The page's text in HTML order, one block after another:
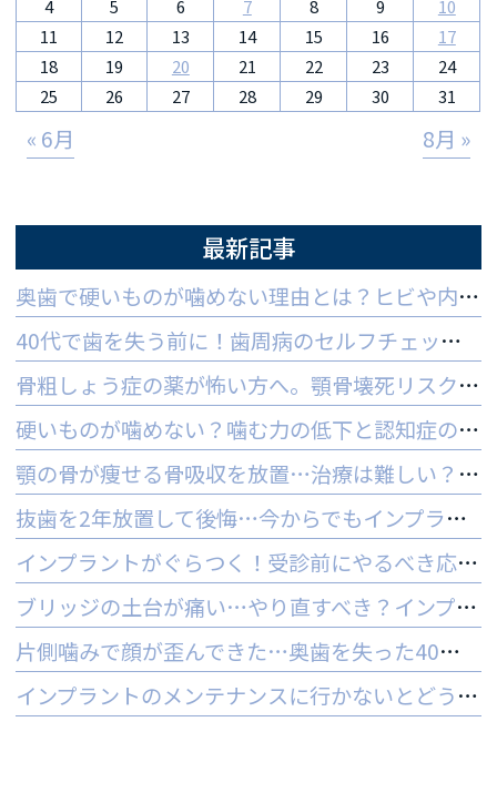
4 5 6 7 8 9
10
11
12 13 14 15 16
17
18
19 20 21 22 23
24
25
26 27 28 29 30 31
« 6月 8月 »
最新記事
奥歯で硬いものが噛めない理由とは？ヒビや内部炎症の疑いと対策
40代で歯を失う前に！歯周病のセルフチェックと守る予防法
骨粗しょう症の薬が怖い方へ。顎骨壊死リスクを防ぐ3つの対策
硬いものが噛めない？噛む力の低下と認知症の関係と受診の目安
顎の骨が痩せる骨吸収を放置…治療は難しい？手遅れを防ぐ3つの対策
抜歯を2年放置して後悔…今からでもインプラントはできる？
インプラントがぐらつく！受診前にやるべき応急処置とNG行動一覧
ブリッジの土台が痛い…やり直すべき？インプラントとの判断基準を解説
片側噛みで顔が歪んできた…奥歯を失った40代女性のインプラントという選択肢
インプラントのメンテナンスに行かないとどうなる？ 他院でやってもいいの？